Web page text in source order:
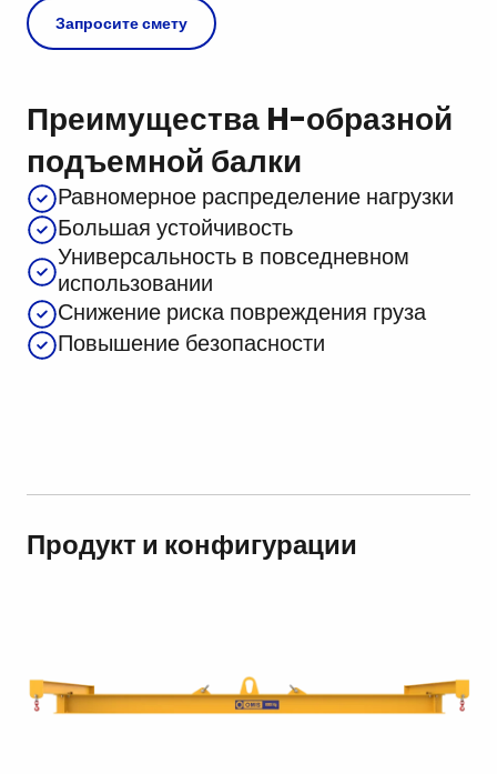
Запросите смету
Преимущества H-образной
подъемной балки
Равномерное распределение нагрузки
Большая устойчивость
Универсальность в повседневном
использовании
Снижение риска повреждения груза
Повышение безопасности
Продукт и конфигурации